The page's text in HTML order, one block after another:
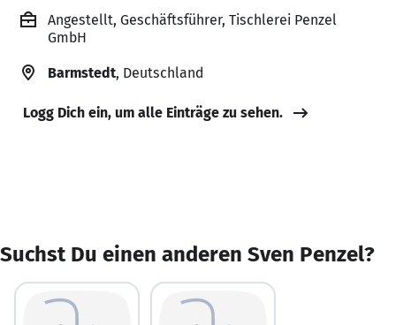
Angestellt, Geschäftsführer, Tischlerei Penzel
GmbH
Barmstedt, Deutschland
Logg Dich ein, um alle Einträge zu sehen.
Suchst Du einen anderen Sven Penzel?